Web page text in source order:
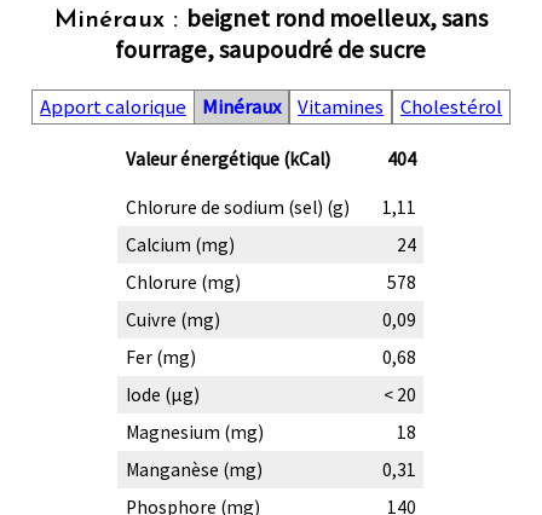
Minéraux : beignet rond moelleux, sans
fourrage, saupoudré de sucre
Apport calorique Minéraux Vitamines Cholestérol
Valeur énergétique (kCal) 404
Chlorure de sodium (sel) (g)
1,11
Calcium (mg)
24
Chlorure (mg)
578
Cuivre (mg)
0,09
Fer (mg)
0,68
Iode (µg)
< 20
Magnesium (mg)
18
Manganèse (mg)
0,31
Phosphore (mg)
140